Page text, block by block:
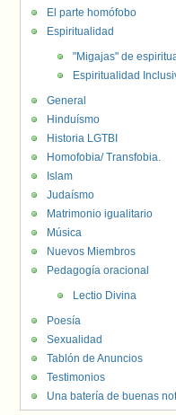
El parte homófobo
Espiritualidad
"Migajas" de
Espiritualidad
General
Hinduísmo
Historia LGTBI
Homofobia/ Transfobia.
Islam
Judaísmo
Matrimonio igualitario
Música
Nuevos Miembros
Pedagogía oracional
Lectio Divina
Poesía
Sexualidad
Tablón de Anuncios
Testimonios
Una batería de buenas